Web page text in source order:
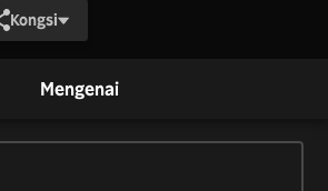
Kongsi
Mengenai